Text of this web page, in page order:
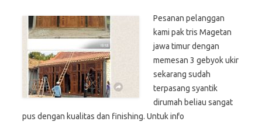
Pesanan pelanggan
kami pak tris Magetan
jawa timur dengan
memesan 3 gebyok ukir
sekarang sudah
terpasang syantik
dirumah beliau sangat
pus dengan kualitas dan finishing. Untuk info